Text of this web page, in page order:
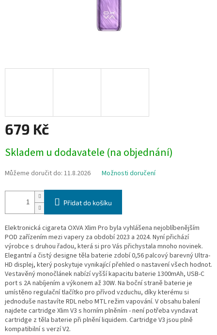
679 Kč
cena:
Skladem u dodavatele (na objednání)
Můžeme doručit do: 11.8.2026 Možnosti doručení
Přidat do košíku
Elektronická cigareta OXVA Xlim Pro byla vyhlášena nejoblíbenějším
POD zařízením mezi vapery za období 2023 a 2024. Nyní přichází
výrobce s druhou řadou, která si pro Vás přichystala mnoho novinek.
Elegantní a čistý designe těla baterie zdobí 0,56 palcový barevný Ultra-
HD displej, který poskytuje vynikající přehled o nastavení všech hodnot.
Vestavěný monočlánek nabízí vyšší kapacitu baterie 1300mAh, USB-C
port s 2A nabíjením a výkonem až 30W. Na boční straně baterie je
umístěno regulační tlačítko pro přívod vzduchu, díky kterému si
jednoduše nastavíte RDL nebo MTL režim vapování. V obsahu balení
najdete cartridge Xlim V3 s horním plněním - není potřeba vyndavat
cartridge z těla baterie při plnění liquidem. Cartridge V3 jsou plně
kompatibilní s verzí V2.